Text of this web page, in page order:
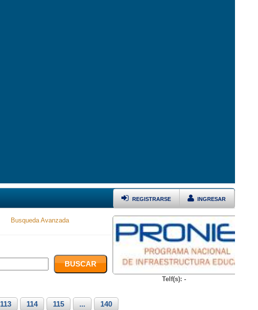
INGRESAR
REGISTRARSE
Busqueda Avanzada
Telf(s): -
113 114 115 ... 140